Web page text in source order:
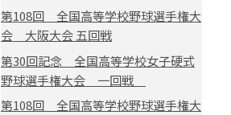
第108回 全国高等学校野球選手権大
会 大阪大会 五回戦
第30回記念 全国高等学校女子硬式
野球選手権大会 一回戦
第108回 全国高等学校野球選手権大